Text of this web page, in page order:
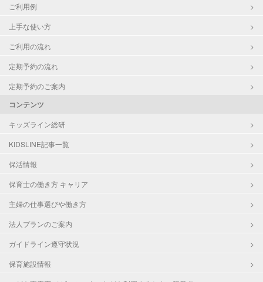
ご利用例
上手な使い方
ご利用の流れ
定期予約の流れ
定期予約のご案内
コンテンツ
キッズライン総研
KIDSLINE記事一覧
保活情報
保育士の働き方 キャリア
主婦の仕事選びや働き方
法人プランのご案内
ガイドライン遵守状況
保育施設情報